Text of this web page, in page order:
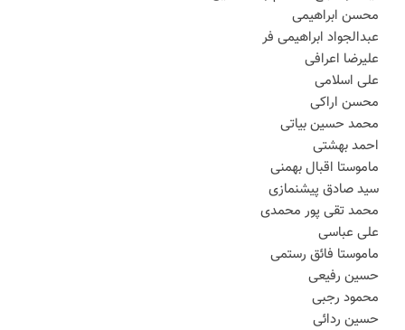
محسن ابراهیمی
عبدالجواد ابراهیمی فر
علیرضا اعرافی
علی اسلامی
محسن اراکی
محمد حسین بیاتی
احمد بهشتی
ماموستا اقبال بهمنی
سید صادق پیشنمازی
محمد تقی پور محمدی
علی عباسی
ماموستا فائق رستمی
حسین رفیعی
محمود رجبی
حسین ردائی